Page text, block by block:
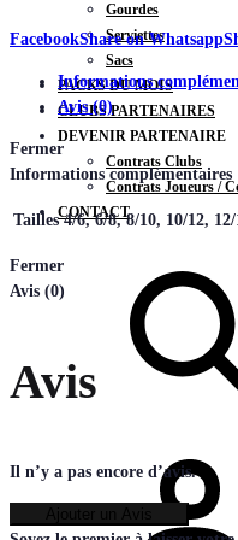
Gourdes
Serviettes
Sacs
PACKS DU MOIS
CLUBS PARTENAIRES
DEVENIR PARTENAIRE
Contrats Clubs
Contrats Joueurs /
CONTACT
FacebookShare on Whatsapp
Informations
Avis (0)
Fermer
Informations complémentaires
Tailles 4/6, 6/8, 8/10, 10/12,
Fermer
Avis (0)
Avis
Il n’y a pas encore d’avis.